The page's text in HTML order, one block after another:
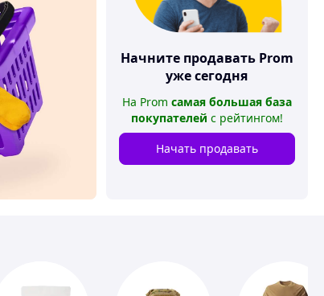
Начните продавать Prom
уже сегодня
На Prom самая большая база
покупателей с рейтингом!
Начать продавать